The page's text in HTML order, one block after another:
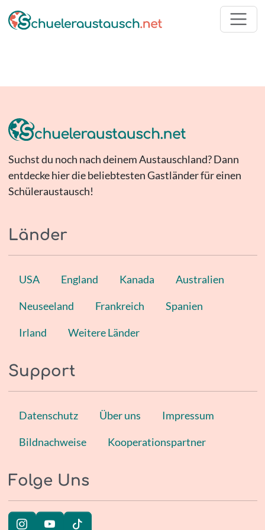
Suchst du noch nach deinem Austauschland? Dann
entdecke hier die beliebtesten Gastländer für einen
Schüleraustausch!
Länder
USA England Kanada Australien
Neuseeland Frankreich Spanien
Irland Weitere Länder
Support
Datenschutz Über uns Impressum
Bildnachweise Kooperationspartner
Folge Uns